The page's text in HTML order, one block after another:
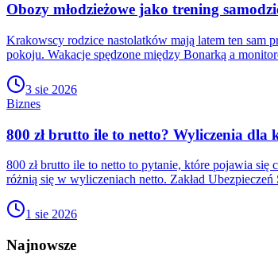
Obozy młodzieżowe jako trening
Krakowscy rodzice nastolatków mają latem ten sam
pokoju. Wakacje spędzone między Bonarką a
3 sie 2026
Biznes
800 zł brutto ile to netto? Wyliczenia
800 zł brutto ile to netto to pytanie, które pojawia
różnią się w wyliczeniach netto. Zakład
1 sie 2026
Najnowsze